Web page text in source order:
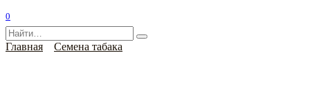
0
Search
for:
Главная Семена табака